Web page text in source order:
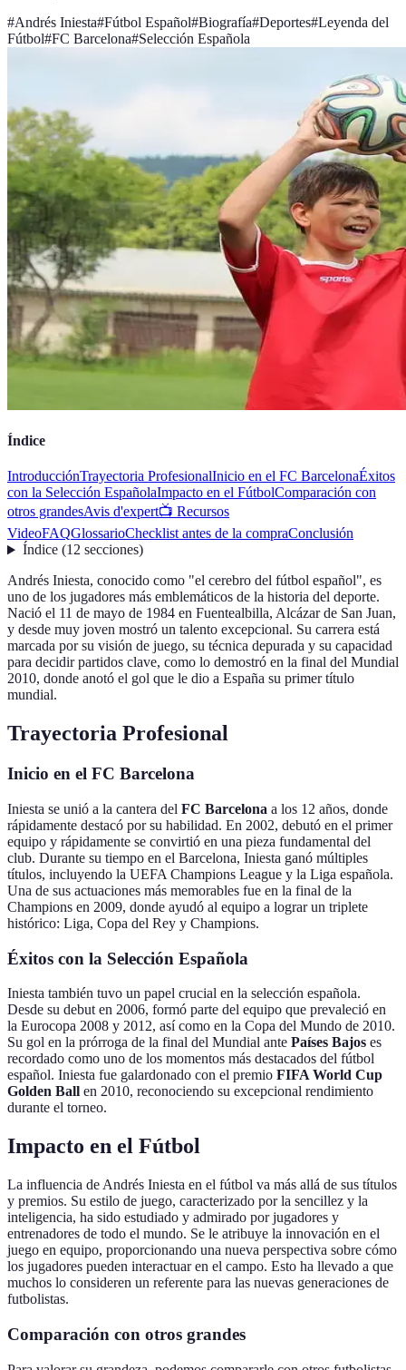
#Andrés Iniesta#Fútbol Español#Biografía#Deportes#Leyenda del
Fútbol#FC Barcelona#Selección Española
Índice
IntroducciónTrayectoria ProfesionalInicio en el FC BarcelonaÉxitos
con la Selección EspañolaImpacto en el FútbolComparación con
otros grandesAvis d'expert📺 Recursos
VideoFAQGlossarioChecklist antes de la compraConclusión
Índice(12 secciones)
Andrés Iniesta, conocido como "el cerebro del fútbol español", es
uno de los jugadores más emblemáticos de la historia del deporte.
Nació el 11 de mayo de 1984 en Fuentealbilla, Alcázar de San Juan,
y desde muy joven mostró un talento excepcional. Su carrera está
marcada por su visión de juego, su técnica depurada y su capacidad
para decidir partidos clave, como lo demostró en la final del Mundial
2010, donde anotó el gol que le dio a España su primer título
mundial.
Trayectoria Profesional
Inicio en el FC Barcelona
Iniesta se unió a la cantera del FC Barcelona a los 12 años, donde
rápidamente destacó por su habilidad. En 2002, debutó en el primer
equipo y rápidamente se convirtió en una pieza fundamental del
club. Durante su tiempo en el Barcelona, Iniesta ganó múltiples
títulos, incluyendo la UEFA Champions League y la Liga española.
Una de sus actuaciones más memorables fue en la final de la
Champions en 2009, donde ayudó al equipo a lograr un triplete
histórico: Liga, Copa del Rey y Champions.
Éxitos con la Selección Española
Iniesta también tuvo un papel crucial en la selección española.
Desde su debut en 2006, formó parte del equipo que prevaleció en
la Eurocopa 2008 y 2012, así como en la Copa del Mundo de 2010.
Su gol en la prórroga de la final del Mundial ante Países Bajos es
recordado como uno de los momentos más destacados del fútbol
español. Iniesta fue galardonado con el premio FIFA World Cup
Golden Ball en 2010, reconociendo su excepcional rendimiento
durante el torneo.
Impacto en el Fútbol
La influencia de Andrés Iniesta en el fútbol va más allá de sus títulos
y premios. Su estilo de juego, caracterizado por la sencillez y la
inteligencia, ha sido estudiado y admirado por jugadores y
entrenadores de todo el mundo. Se le atribuye la innovación en el
juego en equipo, proporcionando una nueva perspectiva sobre cómo
los jugadores pueden interactuar en el campo. Esto ha llevado a que
muchos lo consideren un referente para las nuevas generaciones de
futbolistas.
Comparación con otros grandes